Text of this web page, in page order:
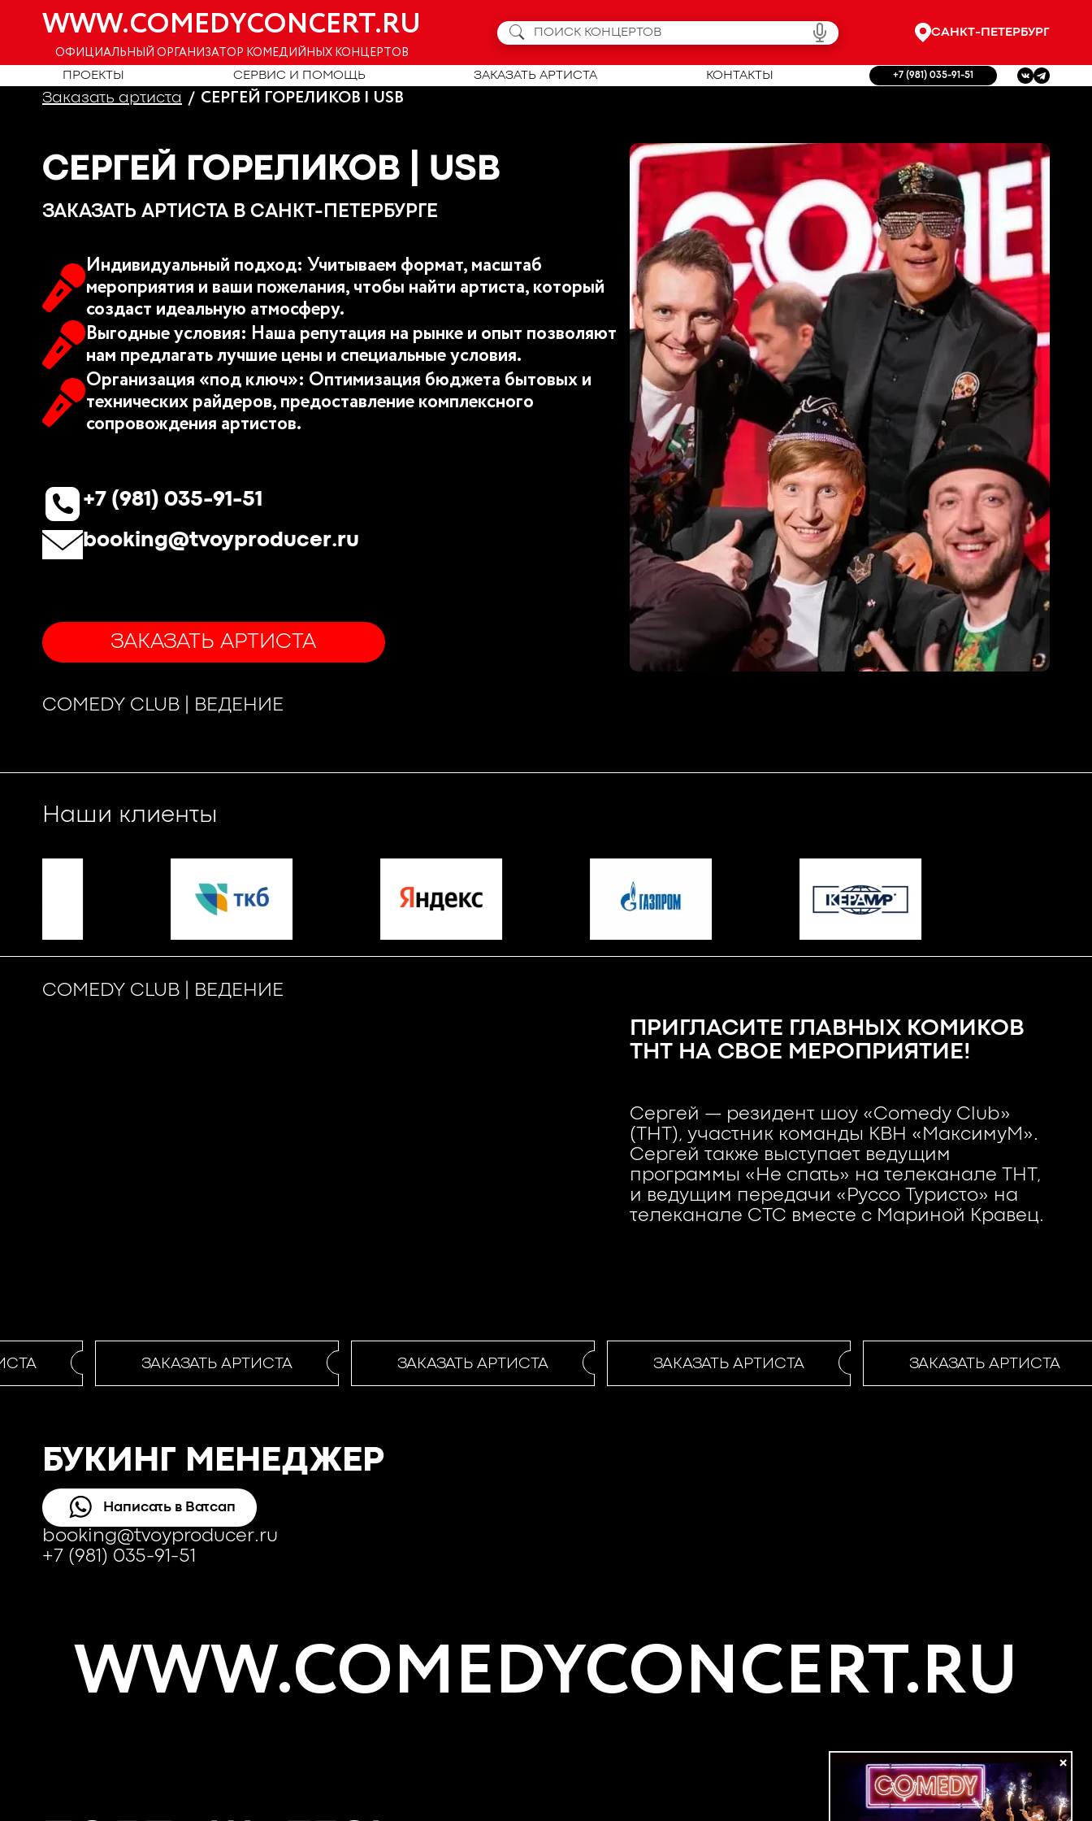
WWW.COMEDYCONCERT.RU
ОФИЦИАЛЬНЫЙ ОРГАНИЗАТОР КОМЕДИЙНЫХ КОНЦЕРТОВ
САНКТ-ПЕТЕРБУРГ
ПРОЕКТЫ СЕРВИС И ПОМОЩЬ ЗАКАЗАТЬ АРТИСТА КОНТАКТЫ +7 (981) 035-91-51
Заказать артиста СЕРГЕЙ ГОРЕЛИКОВ | USB
СЕРГЕЙ ГОРЕЛИКОВ | USB
ЗАКАЗАТЬ АРТИСТА В САНКТ-ПЕТЕРБУРГЕ
Индивидуальный подход: Учитываем формат, масштаб
мероприятия и ваши пожелания, чтобы найти артиста, который
создаст идеальную атмосферу.
Выгодные условия: Наша репутация на рынке и опыт позволяют
нам предлагать лучшие цены и специальные условия.
Организация «под ключ»: Оптимизация бюджета бытовых и
технических райдеров, предоставление комплексного
сопровождения артистов.
+7 (981) 035-91-51
booking@tvoyproducer.ru
ЗАКАЗАТЬ АРТИСТА
COMEDY CLUB | ВЕДЕНИЕ
Наши клиенты
COMEDY CLUB | ВЕДЕНИЕ
ПРИГЛАСИТЕ ГЛАВНЫХ КОМИКОВ
ТНТ НА СВОЕ МЕРОПРИЯТИЕ!
Сергей — резидент шоу «Comedy Club»
(ТНТ), участник команды КВН «МаксимуМ».
Сергей также выступает ведущим
программы «Не спать» на телеканале ТНТ,
и ведущим передачи «Руссо Туристо» на
телеканале СТС вместе с Мариной Кравец.
ЗАКАЗАТЬ АРТИСТА ЗАКАЗАТЬ АРТИСТА ЗАКАЗАТЬ АРТИСТА ЗАКАЗАТЬ АРТИСТА
БУКИНГ МЕНЕДЖЕР
Написать в Ватсап
booking@tvoyproducer.ru
+7 (981) 035-91-51
×
WWW.COMEDYCONCERT.RU